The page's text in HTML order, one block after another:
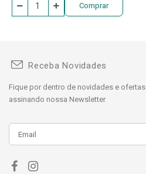
Comprar
Receba Novidades
Fique por dentro de novidades e ofertas
assinando nossa Newsletter